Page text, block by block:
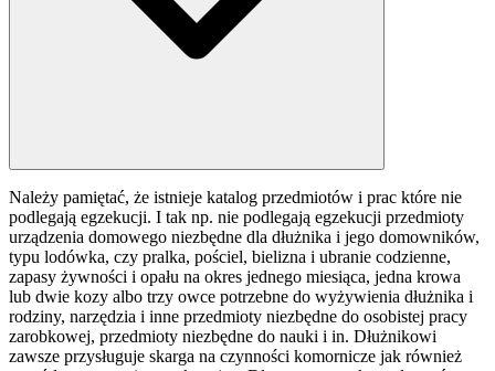
Należy pamiętać, że istnieje katalog przedmiotów i prac które nie
podlegają egzekucji. I tak np. nie podlegają egzekucji przedmioty
urządzenia domowego niezbędne dla dłużnika i jego domowników,
typu lodówka, czy pralka, pościel, bielizna i ubranie codzienne,
zapasy żywności i opału na okres jednego miesiąca, jedna krowa
lub dwie kozy albo trzy owce potrzebne do wyżywienia dłużnika i
rodziny, narzędzia i inne przedmioty niezbędne do osobistej pracy
zarobkowej, przedmioty niezbędne do nauki i in. Dłużnikowi
zawsze przysługuje skarga na czynności komornicze jak również